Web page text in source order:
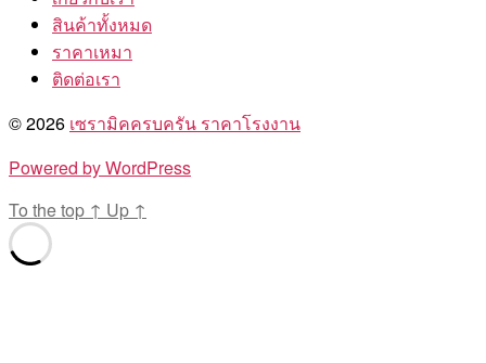
สินค้าทั้งหมด
ราคาเหมา
ติดต่อเรา
© 2026 เซรามิคครบครัน ราคาโรงงาน
Powered by WordPress
To the top ↑ Up ↑